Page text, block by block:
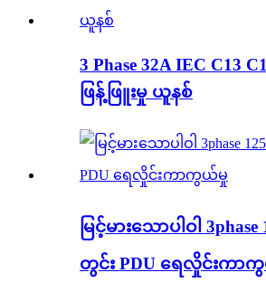
3 Phase 32A IEC C13
ဖြန့်ဖြူးမှု ယူနစ်
မြင့်မားသောပါဝါ 3phase
တွင်း PDU ရေလှိုင်းကာ